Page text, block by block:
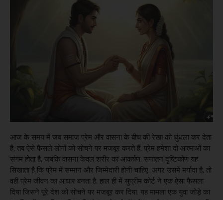
आज के समय में जब समाज प्रेम और वासना के बीच की रेखा को धुंधला कर देता
है, तब ऐसे फैसले लोगों को सोचने पर मजबूर करते हैं. प्रेम हमेशा दो आत्माओं का
संगम होता है, जबकि वासना केवल शरीर का आकर्षण. सनातन दृष्टिकोण यह
सिखाता है कि प्रेम में सम्मान और जिम्मेदारी होनी चाहिए. अगर उसमें मर्यादा है, तो
वही प्रेम जीवन का आधार बनता है. हाल ही में सुप्रीम कोर्ट ने एक ऐसा फैसला
दिया जिसने पूरे देश को सोचने पर मजबूर कर दिया. यह मामला एक युवा जोड़े का